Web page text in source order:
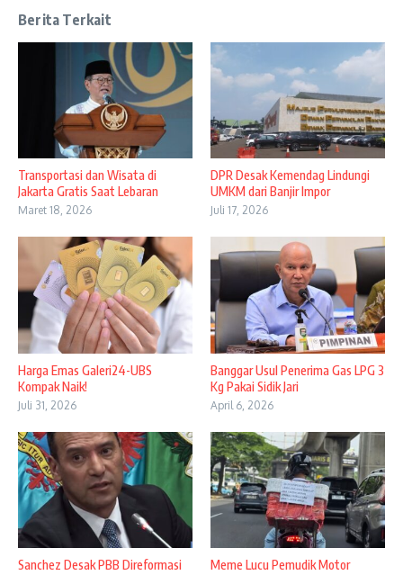
Berita Terkait
Transportasi dan Wisata di
Jakarta Gratis Saat Lebaran
Maret 18, 2026
DPR Desak Kemendag Lindungi
UMKM dari Banjir Impor
Juli 17, 2026
Harga Emas Galeri24-UBS
Kompak Naik!
Juli 31, 2026
Banggar Usul Penerima Gas LPG 3
Kg Pakai Sidik Jari
April 6, 2026
Sanchez Desak PBB Direformasi Meme Lucu Pemudik Motor